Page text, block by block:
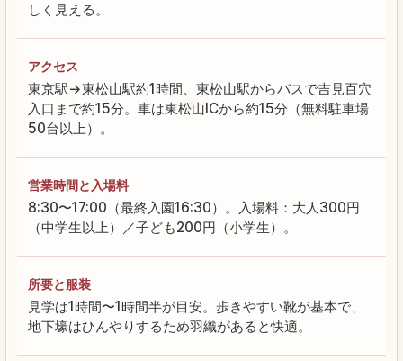
しく見える。
アクセス
東京駅→東松山駅約1時間、東松山駅からバスで吉見百穴
入口まで約15分。車は東松山ICから約15分（無料駐車場
50台以上）。
営業時間と入場料
8:30〜17:00（最終入園16:30）。入場料：大人300円
（中学生以上）／子ども200円（小学生）。
所要と服装
見学は1時間〜1時間半が目安。歩きやすい靴が基本で、
地下壕はひんやりするため羽織があると快適。